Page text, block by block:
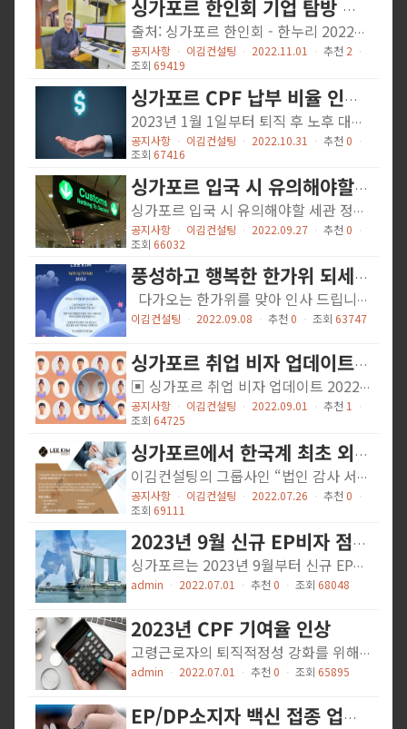
싱가포르 한인회 기업 탐방 인터뷰 - 이김 감사법인 Lee Kim Audit PAC
출처: 싱가포르 한인회 - 한누리 2022년 가을호 통산(205호) 금융회계지구를 거니는 일반 교민들은 즐비한 법률, 세무 관련 간판을 지나치지만, 이곳이 무슨 업무를 다루고 처리하는지 잘 모릅니다. 하지만 관심을 가지면 일상생활 및 업무 관련 문제점을 간단히 해결하도록 돕는 곳임을 알 수 있습니다. 동남아시아 최대 컨설팅 회사로 약 2,800개 이상의 고객사를 보유하며 올해 7월 감사 라이센스를 취득하여 회사 설립, 회계, 세무, 감사, 법률 상담, 비자, 이민 관련 종합 컨설팅 서비스를 제공하는 이김컨설팅의 대표이신 한인회 이영상 부회장께서 교민분들이 외부 회계 감사 이해를 돕는 대면 인터뷰에 응해주셨습니다. 안녕하세요 이영상 부회장님, 이김컨설팅에서 싱가포르 한국계 최초로 외부 회계 감사 라이센스를 취득하신 것을 진심으로 축하드립니다. 또한 이번 대면 인터뷰를 통해 외부 회계 감사 법인에 대하여 궁금점을 풀어보는 시간을 가질 수 있어 영광입니다. 먼저, 교민분들이 회계 감사에 쉽게 접근할 수 있도록 대중적인 감사 문제의 예시를 들어주세요. 안녕하세요 이김컨설팅 이영상 대표입니다. 이번 인터뷰를 통해 사업을 하시는 분이나 계획하시는 분들이 기업 회계 감사를 쉽게 이해하실 수 있길 바랍니다. 첫 번째 예시로 탄탄한 한국 대기업이 싱가포르에 신생 자회사를 만든 경우입니다. 아시다시피 첫 3~5년은 운영 비용에 비해 수익을 내기가 쉽지 않지만, 모기업으로부터 초기비용을 안전하게 서포트 받을 수 있습니다. 하지만 싱가포르 감사법인은 전체 기업 상황을 평가하지 않고 싱가포르에 신생 자회사의 재무 상황만을 파악합니다. 그렇기 때문에 기업 영속성 등의 문제를 사유로 ‘한정’ 또는 ‘거절’ 의견이...
공지사항 ㆍ 이김컨설팅 ㆍ 2022.11.01 ㆍ 추천 2 ㆍ
조회 69419
싱가포르 CPF 납부 비율 인상 (2024년 1월 1일부터)
2023년 1월 1일부터 퇴직 후 노후 대비를 위한 일환으로 만 55세부터 만 70세까지의 시민권자 및 영주권자들의 CPF 납부 비율이 증가됨에 따라 안내 드립니다. 만 55세부터 60세까지는 기존 28%(고용주 14%, 고용인14%) 납부 비율에서 29.5%(고용주 14.5%, 고용인 15%)로 증가되며, 만 60세 이상부터 65세까지는 기존 18.5%(고용주 10%, 고용인 8.5%)에서 20.5%(고용주 11%, 고용인 9.5%)로, 만 65세부터 70세까지는 기존 14%(고용주 8%, 고용인 6%)에서 15.5%(고용주 8.5%, 고용인 7%)로 변경됩니다. 변동된 CPF 납부 비율 Employee’s age (years) Contribution rates from 1 January 2024 (for monthly wages > $750) By employer (% of wage) By employee (% of wage) Total (% of wage) 55 and below 17 20 37 Above 55 to 60 15 16 31 Above 60 to 65 11.5 10.5 22 Above 65 to 70 9 7.5 16.5 Above 70 7.5 5 12.5 다만 영주권자 중에서 영주권 취득 기간이 3년 미만일 경우 변동없이 이전과 동일한 비율로 CPF 납부를 합니다. https://www.cpf.gov.sg/member/infohub/news/media-news/budget-2023-cpf-monthly-salary-ceiling-to-be-raised-to-8000-by-2026
공지사항 ㆍ 이김컨설팅 ㆍ 2022.10.31 ㆍ 추천 0 ㆍ
조회 67416
싱가포르 입국 시 유의해야할 세관 정보 및 싱가포르 벌금 안내
싱가포르 입국 시 유의해야할 세관 정보 및 싱가포르 벌금 안내 2022.09.22 1. 싱가포르 입국 세관 통과 시 유의사항 안내 o 담배 관련 - 싱가포르 내에서 판매하는 담배 외 담배 반입 시 관세 납부 ( 1개비당 약 S$0.9 / 1갑 S$17) - 세관 신고 없이 담배 반입 적발 시 1갑당 S$200 벌금 부과 (재범 시 벌금 S$500 / S$800) ※ 싱가포르는 전자담배를 허용하지 않으며, 소지/판매 적발 시 S$10,000 이하 벌금 / 6개월 이하 징역 o 세관 통과 / 반입 품목 기본 안내 - 개인 사용 목적의 물품만 반입 가능하며, 새 물품의 가격이 S$500 이상인 경우 7% 부가가치세(GST) 납부 - 육류/해산물/계란 등은 지정된 생산 국가(한국산 반입불가) 물품만 가능 - 과일/채소류는 생산 국가 상관없이 반입 가능 (최대 5kg or 5 litres) - 의약품은 개인 복용목적 최대 3개월분 영문처방전을 지참 반입 가. 단, 반입 불가한 약 성분 등 확인 필수 : 관련 안내 (https://www.hsa.gov.sg/personal-medication/overview) o 세관 / 반입 물품 등 싱가포르 정부 기본 안내 홈페이지 - 세관 기본 안내 (링크) - 담배 / 주류 등 세관 안내 (링크) - 세관 위반 시 처벌 등 안내 (링크) - 음식물(육류/해산물/채소) 반입 안내 (링크) 2. 싱가포르 일반 법규 위반 벌금 등 안내 ㅇ 주요 처벌 (벌금 / 형량) 안내 ※ 벌금 / 형량은 각각 또는 모두 처벌될 수...
공지사항 ㆍ 이김컨설팅 ㆍ 2022.09.27 ㆍ 추천 0 ㆍ
조회 66032
풍성하고 행복한 한가위 되세요. / Happy Mid-Autumn Festival!
다가오는 한가위를 맞아 인사 드립니다. 그동안 보내주신 관심에 깊은 감사의 마음을 전합니다. 저희 이김 컨설팅은 양질의 서비스 제공으로 귀사의 성원에 보답하겠습니다. 보름달의 밝고 힘찬 기운 받으시고 항상 좋은 일만 가득하길 기원합니다. --- We would like to thank you for your cooperation with LEE KIM Allaince. We wish you a blessed and prosperous Mid-Autumn Festival. Under the glorious moonlight, may your future also be as bright and infinite as the moonlight.
이김컨설팅 ㆍ 2022.09.08 ㆍ 추천 0 ㆍ 조회 63747
싱가포르 취업 비자 업데이트 (2022-09-01)
▣ 싱가포르 취업 비자 업데이트 2022. 09.01 싱가포르 정부에서 각 분야별 핵심 인재 유치를 위해 새로운 취업비자 규정을 발표하였습니다. 해외 네트워크 전문가 비자(Overseas Networks and Expertise Pass)를 신설합니다. 이에 아래와 같이 안내 드립니다. ONE PASS 제도 도입 (2023년 1월 예정) 5년 유효기간 여러 기업에 동시 재직 가능 신청 전 채용공고 불필요 DP 가능하며, 배우자의 경우 LOC로 취업 가능 [자격요건] 개인 / 월 SGD 30,000 이상의 급여 회사 / 시가총액 USD 500,000,000 이상 혹은 연 매출 USD 200,000,000 이상의 기업 EP 변경 사항 신청 전 채용공고 4주 -> 2주로 단축 심사기간 3주 -> 10 영업일로 단축 (2023년 9월부터 적용) 현재 월정급여 SGD 20,000 이상 채용공고 면제 -> SGD 22,500 /월 이상 급여의 경우에만 면제 가능 (2023년 3월 발표 예정) Shortage Occupation List에 해당하는 tech occupation은 현재의 2~3년 비자보다 긴 유효기간인 5년짜리 비자 발급 가능하게 될 예정 PEP 변경 사항 (2023년 9월부터 적용) 현재 EP 소지자의 경우 월정급여 SGD 12,000 이상 / 해외 인력의 경우 월정급여 SGD 18,000 이상인 경우 신청 가능 -> 월정급여 SGD 22,500 으로 자격요건 상승 위의 안내가 도움되셨길 바라며 추가로 궁금하신 점 있으시면 언제든지 연락 주십시오. 감사합니다. 관련 기사 https://www.todayonline.com/singapore/new-work-pass-foreign-talent-1978861
공지사항 ㆍ 이김컨설팅 ㆍ 2022.09.01 ㆍ 추천 1
ㆍ
조회 64725
싱가포르에서 한국계 최초 외부회계 감사 라이센스 취득
이김컨설팅의 그룹사인 “법인 감사 서비스” 전문 독립 법인 “Lee Kim Audit Pac” 입니다.당사는 싱가포르 최초 한국인 감사 법인이며 유일한 한국계 감사 법인으로한국어 지원이 가능하며, 15년 이상의 회계, 감사 경력을 가진 공인 회계사를중심으로 최고 수준의 회계감사 및 회계자문 서비스를 제공합니다. 주요 서비스 연단위 법정 감사 특수 목적 감사 인증 쇼핑몰 입점기업 매출리포트 기업실사 내부통제 시스템 진단 기업가치평가 [법정 감사 서비스] 고객사가 싱가포르 재무보고 기준 (FRS)에 따라 재무제표를 적절하게 작성 및 기록하고 있는지를 평가하는 감사 서비스를 제공하고 있습니다. [매출 리포트 작성 서비스] 쇼핑몰에 입점한 식당이나 소매 업체를 대상으로 공인회계사가 인증한 매출 보고서를 제공해드립니다. [기업 실사 서비스] 사업 실적, 부채, 자산, 재무제표 및 기타 사업 부문에 대한 실사목적 서비스입니다. ▣ 전문 경력 및 자격 현황 싱가포르 공인 회계사 (ISCA) 싱가포르 공인회계사협회 실무위원 싱가포르 공인 세무사 (SCTP) 말레이시아 회계사 협회 공인 회계사 (MIA) 111 Somerset Road, #06-01 TripleOne Somerset, Singapore 238164 +65-6633-5051 | 070-4327-3950 Help@LeeKimAudit.com https://LeeKimAudit.com
공지사항 ㆍ 이김컨설팅 ㆍ 2022.07.26 ㆍ 추천 0 ㆍ
조회 69111
2023년 9월 신규 EP비자 점수제도 도입
싱가포르는 2023년 9월부터 신규 EP를 신청하는 사람들을 대상으로 상호보완성 평가 프레임워크 시스템을 도입하기로 결정하였습니다. (EP 갱신의 경우 2024년 9월 1일부터 적용) 이는 EP비자 신청 절차를 더 명확하고 투명하게 만들 것이며 다양한 고급 인재를 선발하기 위한 평가 기준이라고 덧붙였습니다.. 평가 기준은 4가지 부문으로 최대 각 20점씩 배점되며 추가 2가지 항목의 보너스 부문이 있습니다. 이를 기반으로 총점 40점이상은 신규 EP비자 신청이 가능합니다. 기본 4가지 부문 (각 20점) 지원자의 연봉 : 같은 Sector의 PMET에 비교한 상대평가 지원자의 자격요건 (학력/학벌) : Top-Tier Institution vs. 4년제 학위 vs. 자격요건 안됨 회사의 인재 다양성 : 회사의 PMET 중 같은 국적의 사람 비중에 따른 점수 회사의 현지인 채용 : 같은 Subsector와 비교한 현지인 채용 비중 상대평가 (단, 25인 미만의 회사는 기본 10점으로 배점) 보너스 2가지 부문 Skill Bonus : 싱가포르 정부에서 발표하는 ‘부족한 직무/직업’에 해당하는 업무를 위해 채용하는 인재의 경우 보너스 최대 20점 Strategic Economic Priorities Bonus : 싱가포르 정부에서 평가 시스템 제공할 예정으로 혁신과 국제적 방향성을 갖고 싱가포르 현지 노동시장과 환경을 발전시킬 수 있는 회사들에 한해 보너스 최대 10점 2023년 9월부터 시행되는 점수표 * 자세한 내용은 하기 MOM웹사이트를 참고해 주시기 바랍니다. - 웹사이트: https://www.mom.gov.sg/passes-and-permits/employment-pass/upcoming-changes-to-employment-pass-eligibility/complementarity-assessment-framework-compass
admin ㆍ 2022.07.01 ㆍ 추천 0 ㆍ 조회 68048
2023년 CPF 기여율 인상
고령근로자의 퇴직적정성 강화를 위해 고령근로자협회는 55-70세 이상 고령근로자에 대한 CPF기여율을 점진적으로 인상해 퇴직소득을 높일 것을 권고했습니다. 고령근로자를 위한 CPF기여율 첫 인상은 2022년을 시작으로, 다음 인상율은 2023년 1월 1일부터 적용되며 이외 다른 연령대의 CPF기여율은 동일합니다. 2023년 1월 1일부터 시행되는 인상율 표 * 자세한 안내는 하기 웹사이트를 참고해 주시기 바랍니다. - 웹사이트: https://www.cpf.gov.sg/employer/infohub/news/cpf-related-announcements/increase-in-cpf-contribution-rates-from-1-january-2023
admin ㆍ 2022.07.01 ㆍ 추천 0 ㆍ 조회 65895
EP/DP소지자 백신 접종 업데이트